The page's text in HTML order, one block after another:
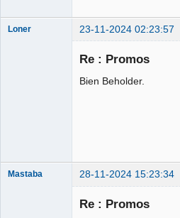
Loner 23-11-2024 02:23:57
Re : Promos
Bien Beholder.
Mastaba 28-11-2024 15:23:34
Re : Promos